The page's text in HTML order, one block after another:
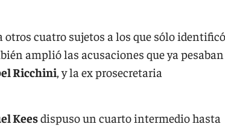
cuatro sujetos a los que sólo identificó
amplió las acusaciones que ya pesaban
Ricchini, y la ex prosecretaria
Keesdispuso un cuarto intermedio hasta